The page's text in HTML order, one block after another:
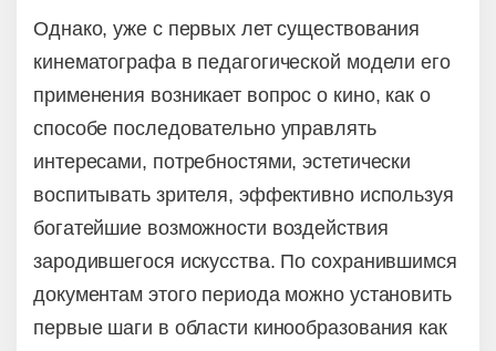
Однако, уже с первых лет существования
кинематографа в педагогической модели его
применения возникает вопрос о кино, как о
способе последовательно управлять
интересами, потребностями, эстетически
воспитывать зрителя, эффективно используя
богатейшие возможности воздействия
зародившегося искусства. По сохранившимся
документам этого периода можно установить
первые шаги в области кинообразования как